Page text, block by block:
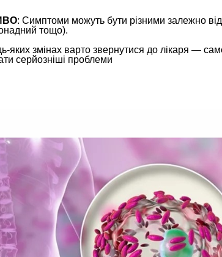
: Симптоми можуть бути різними залежно від
тощо).
яких змінах варто звернутися до лікаря —
серйозніші проблеми